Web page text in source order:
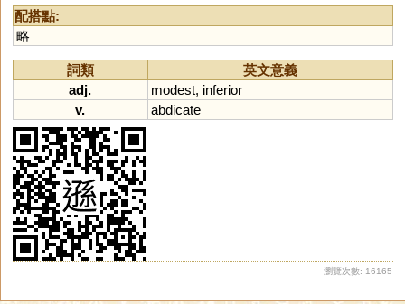
配搭點:
略
詞類
英文意義
adj.
modest, inferior
v.
abdicate
瀏覽次數: 16165